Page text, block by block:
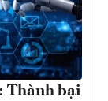
Thành bại